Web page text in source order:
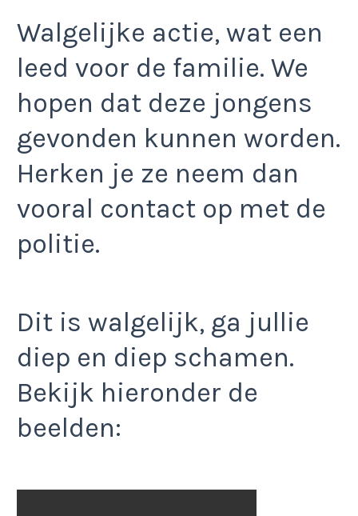
Walgelijke actie, wat een
leed voor de familie. We
hopen dat deze jongens
gevonden kunnen worden.
Herken je ze neem dan
vooral contact op met de
politie.
Dit is walgelijk, ga jullie
diep en diep schamen.
Bekijk hieronder de
beelden: